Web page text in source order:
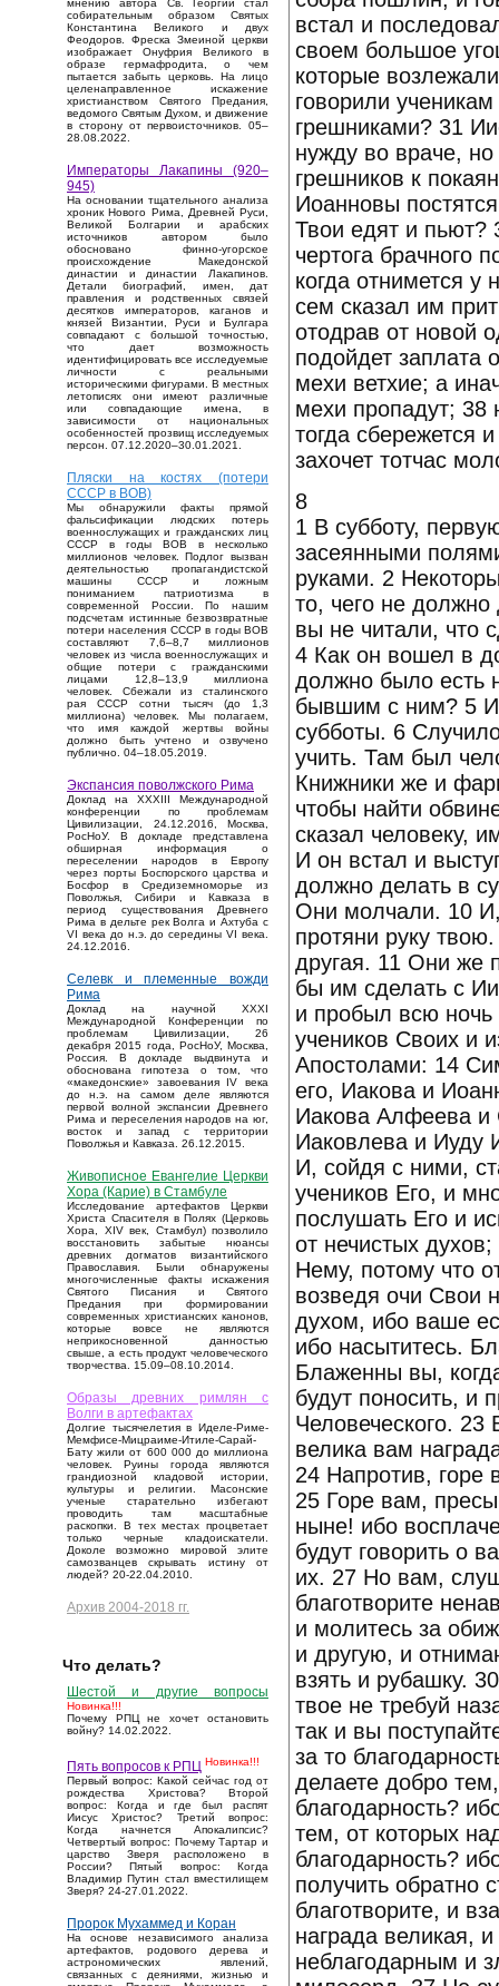
мнению автора Св. Георгий стал
собирательным образом Святых
Константина Великого и двух
Феодоров. Фреска Змеиной церкви
изображает Онуфрия Великого в
образе гермафродита, о чем
пытается забыть церковь. На лицо
целенаправленное искажение
христианством Святого Предания,
ведомого Святым Духом, и движение
в сторону от первоисточников. 05–
28.08.2022.
Императоры Лакапины (920–
945)
На основании тщательного анализа
хроник Нового Рима, Древней Руси,
Великой Болгарии и арабских
источников автором было
обосновано финно-угорское
происхождение Македонской
династии и династии Лакапинов.
Детали биографий, имен, дат
правления и родственных связей
десятков императоров, каганов и
князей Византии, Руси и Булгара
совпадают с большой точностью,
что дает возможность
идентифицировать все исследуемые
личности с реальными
историческими фигурами. В местных
летописях они имеют различные
или совпадающие имена, в
зависимости от национальных
особенностей прозвищ исследуемых
персон. 07.12.2020–30.01.2021.
Пляски на костях (потери
СССР в ВОВ)
Мы обнаружили факты прямой
фальсификации людских потерь
военнослужащих и гражданских лиц
СССР в годы ВОВ в несколько
миллионов человек. Подлог вызван
деятельностью пропагандистской
машины СССР и ложным
пониманием патриотизма в
современной России. По нашим
подсчетам истинные безвозвратные
потери населения СССР в годы ВОВ
составляют 7,6–8,7 миллионов
человек из числа военнослужащих и
общие потери с гражданскими
лицами 12,8–13,9 миллиона
человек. Сбежали из сталинского
рая СССР сотни тысяч (до 1,3
миллиона) человек. Мы полагаем,
что имя каждой жертвы войны
должно быть учтено и озвучено
публично. 04–18.05.2019.
Экспансия поволжского Рима
Доклад на XXXIII Международной
конференции по проблемам
Цивилизации, 24.12.2016, Москва,
РосНоУ. В докладе представлена
обширная информация о
переселении народов в Европу
через порты Боспорского царства и
Босфор в Средиземноморье из
Поволжья, Сибири и Кавказа в
период существования Древнего
Рима в дельте рек Волга и Ахтуба с
VI века до н.э. до середины VI века.
24.12.2016.
Селевк и племенные вожди
Рима
Доклад на научной XXXI
Международной Конференции по
проблемам Цивилизации, 26
декабря 2015 года, РосНоУ, Москва,
Россия. В докладе выдвинута и
обоснована гипотеза о том, что
«македонские» завоевания IV века
до н.э. на самом деле являются
первой волной экспансии Древнего
Рима и переселения народов на юг,
восток и запад с территории
Поволжья и Кавказа. 26.12.2015.
Живописное Евангелие Церкви
Хора (Карие) в Стамбуле
Исследование артефактов Церкви
Христа Спасителя в Полях (Церковь
Хора, XIV век, Стамбул) позволило
восстановить забытые нюансы
древних догматов византийского
Православия. Были обнаружены
многочисленные факты искажения
Святого Писания и Святого
Предания при формировании
современных христианских канонов,
которые вовсе не являются
неприкосновенной данностью
свыше, а есть продукт человеческого
творчества. 15.09–08.10.2014.
Образы древних римлян с
Волги в артефактах
Долгие тысячелетия в Иделе-Риме-
Мемфисе-Мицраиме-Итиле-Сарай-
Бату жили от 600 000 до миллиона
человек. Руины города являются
грандиозной кладовой истории,
культуры и религии. Масонские
ученые старательно избегают
проводить там масштабные
раскопки. В тех местах процветает
только черные кладоискатели.
Доколе возможно мировой элите
самозванцев скрывать истину от
людей? 20-22.04.2010.
Архив 2004-2018 гг.
Что делать?
Шестой и другие вопросы
Новинка!!!
Почему РПЦ не хочет остановить
войну? 14.02.2022.
Пять вопросов к РПЦ Новинка!!!
Первый вопрос: Какой сейчас год от
рождества Христова? Второй
вопрос: Когда и где был распят
Иисус Христос? Третий вопрос:
Когда начнется Апокалипсис?
Четвертый вопрос: Почему Тартар и
царство Зверя расположено в
России? Пятый вопрос: Когда
Владимир Путин стал вместилищем
Зверя? 24-27.01.2022.
Пророк Мухаммед и Коран
На основе независимого анализа
артефактов, родового дерева и
астрономических явлений,
связанных с деяниями, жизнью и
встал и
своем большое
которые
говорили
грешниками? 31
нужду во враче,
грешников к
Иоанновы
Твои едят и пьют?
чертога брачного
когда отнимется у
сем сказал им
отодрав от новой
подойдет заплата
мехи ветхие; а
мехи пропадут;
тогда сбережется
захочет тотчас
8
1 В субботу,
засеянными
руками. 2
то, чего не должно
вы не читали, что
4 Как он вошел в
должно было есть
бывшим с ним? 5 И
субботы. 6
учить. Там был
Книжники же и
чтобы найти
сказал человеку,
И он встал и
должно делать в
Они молчали. 10 И,
протяни руку
другая. 11 Они же
бы им сделать с
и пробыл всю ночь
учеников Своих и
Апостолами: 14
его, Иакова и
Иакова Алфеева и
Иаковлева и Иуду
И, сойдя с ними,
учеников Его, и
послушать Его и
от нечистых
Нему, потому что
возведя очи Свои
духом, ибо ваше
ибо насытитесь.
Блаженны вы,
будут поносить, и
Человеческого. 23
велика вам
24 Напротив, горе
25 Горе вам,
ныне! ибо
будут говорить о
их. 27 Но вам,
благотворите
и молитесь за
и другую, и
взять и рубашку.
твое не требуй
так и вы
за то
делаете добро
благодарность?
тем, от которых
благодарность?
получить обратно
благотворите, и
награда великая,
неблагодарным и